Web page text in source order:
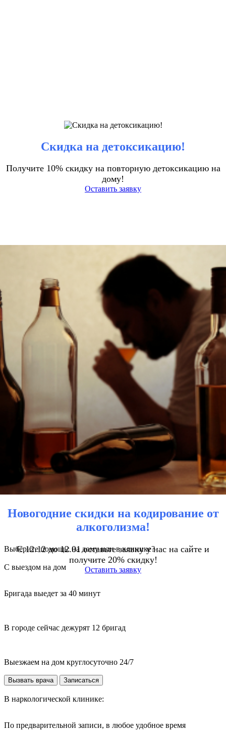
Скидка на детоксикацию!
Получите 10% скидку на повторную детоксикацию на
дому!
Оставить заявку
Новогодние скидки на кодирование от
алкоголизма!
С 12.12 до 12.01 оставьте заявку у нас на сайте и
получите 20% скидку!
Оставить заявку
Выберите помощь: на дому или в клинике?
С выездом на дом
Бригада выедет за 40 минут
В городе сейчас дежурят 12 бригад
Выезжаем на дом круглосуточно 24/7
Вызвать врача Записаться
В наркологической клинике:
По предварительной записи, в любое удобное время